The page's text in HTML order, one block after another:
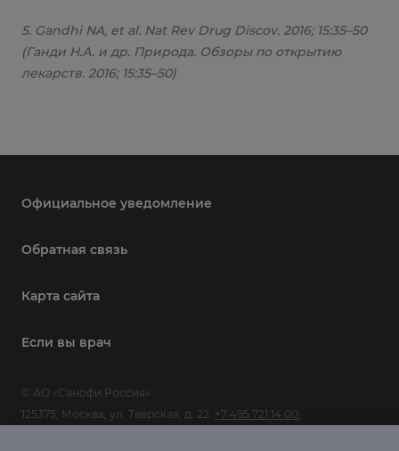
5. Gandhi NA, et al. Nat Rev Drug Discov. 2016; 15:35–50
(Ганди Н.А. и др. Природа. Обзоры по открытию
лекарств. 2016; 15:35–50)
© АО «Санофи Россия»
125375, Москва, ул. Тверская, д. 22. +7 495 721 14 00,
Официальное уведомление
Обратная связь
Карта сайта
Если вы врач